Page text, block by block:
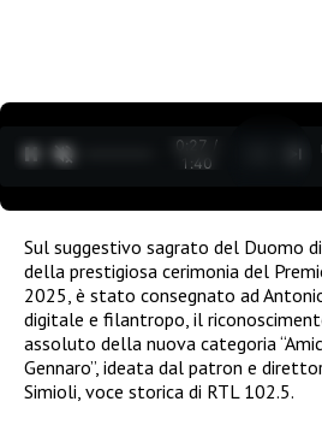
0:28 /
1:40
Sul suggestivo sagrato del Duomo
della prestigiosa cerimonia del
2025, è stato consegnato ad
digitale e filantropo, il
assoluto della nuova categoria
Gennaro”, ideata dal patron e
Simioli, voce storica di RTL 102.5.